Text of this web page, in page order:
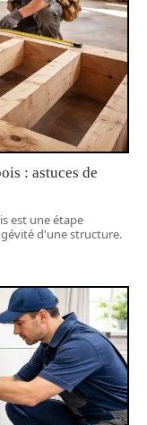
: astuces de
est une étape
d'une structure.